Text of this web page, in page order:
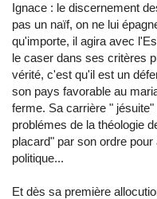
Ignace : le discernement
pas un naïf, on ne lui
qu'importe, il agira avec
le caser dans ses critères
vérité, c'est qu'il est un
son pays favorable au
ferme. Sa carrière "
problémes de la théologie
placard" par son ordre
politique...
Et dès sa première